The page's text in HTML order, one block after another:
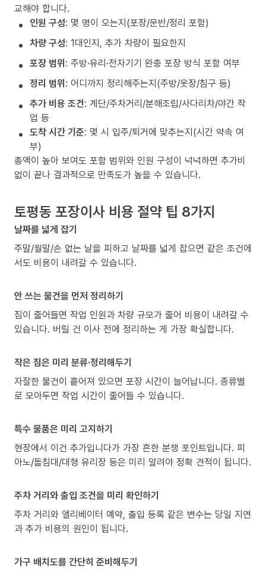
교해야 합니다.
인원 구성: 몇 명이 오는지(포장/운반/정리 포함)
차량 구성: 1대인지, 추가 차량이 필요한지
포장 범위: 주방·유리·전자기기 완충 포장 방식 포함 여부
정리 범위: 어디까지 정리해주는지(주방/옷장/침구 등)
추가 비용 조건: 계단/주차거리/분해조립/사다리차/야간 작
업 등
도착 시간 기준: 몇 시 입주/퇴거에 맞추는지(시간 약속 여
부)
총액이 높아 보여도 포함 범위와 인원 구성이 넉넉하면 추가비
없이 끝나 결과적으로 만족도가 높을 수 있습니다.
토평동 포장이사 비용 절약 팁 8가지
날짜를 넓게 잡기
주말/월말/손 없는 날을 피하고 날짜를 넓게 잡으면 같은 조건에
서도 비용이 내려갈 수 있습니다.
안 쓰는 물건을 먼저 정리하기
짐이 줄어들면 작업 인원과 차량 규모가 줄어 비용이 내려갈 수
있습니다. 버릴 건 이사 전에 정리하는 게 가장 확실합니다.
작은 짐은 미리 분류·정리해두기
자잘한 물건이 흩어져 있으면 포장 시간이 늘어납니다. 종류별
로 모아두면 작업 시간이 줄어들 수 있습니다.
특수 물품은 미리 고지하기
현장에서 이건 추가입니다가 가장 흔한 분쟁 포인트입니다. 피
아노/돌침대/대형 유리장 등은 미리 알려야 정확 견적이 됩니다.
주차 거리와 출입 조건을 미리 확인하기
주차 거리와 엘리베이터 예약, 출입 등록 같은 변수는 당일 지연
과 추가 비용의 원인이 됩니다.
가구 배치도를 간단히 준비해두기